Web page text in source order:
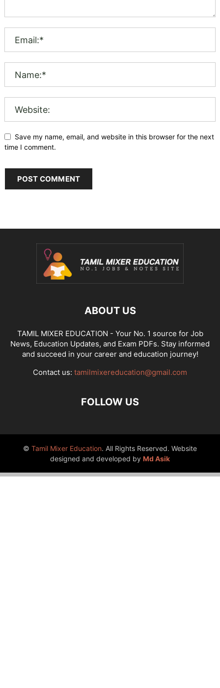
Save my name, email, and website in this browser for the next
time I comment.
ABOUT US
TAMIL MIXER EDUCATION - Your No. 1 source for Job
News, Education Updates, and Exam PDFs. Stay informed
and succeed in your career and education journey!
Contact us: tamilmixereducation@gmail.com
FOLLOW US
© Tamil Mixer Education. All Rights Reserved. Website
designed and developed by Md Asik